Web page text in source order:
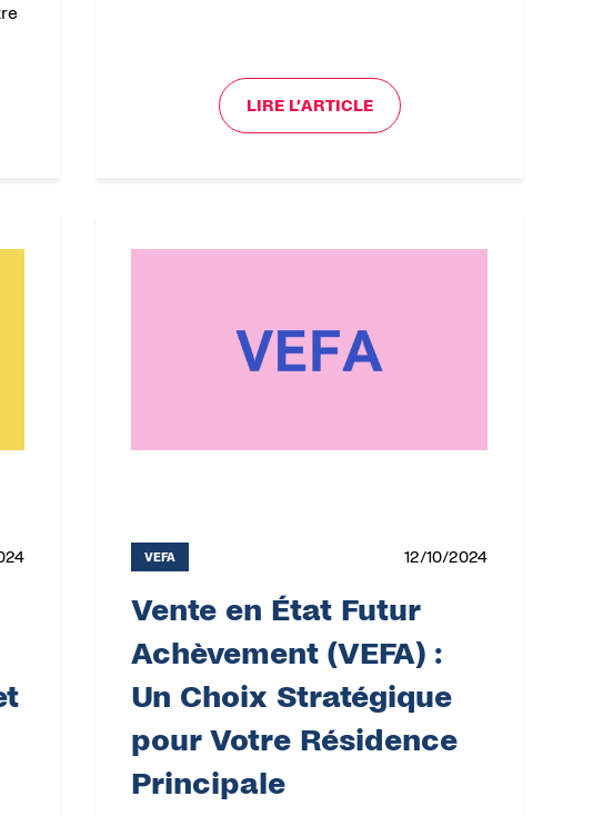
LIRE L’ARTICLE
VEFA 12/10/2024
Vente en État Futur
Achèvement (VEFA) :
Un Choix Stratégique
pour Votre Résidence
Principale